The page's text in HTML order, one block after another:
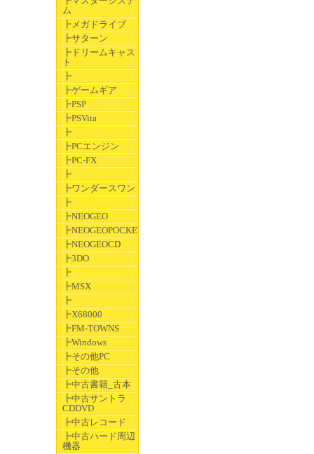
ム
┣メガドライブ
┣サターン
┣ドリームキャス
ト
┣
┣ゲームギア
┣PSP
┣PSVita
┣
┣PCエンジン
┣PC-FX
┣
┣ワンダースワン
┣
┣NEOGEO
┣NEOGEOPOCKET
┣NEOGEOCD
┣3DO
┣
┣MSX
┣
┣X68000
┣FM-TOWNS
┣Windows
┣その他PC
┣その他
┣中古書籍_古本
┣中古サントラ
CDDVD
┣中古レコード
┣中古ハード周辺
機器